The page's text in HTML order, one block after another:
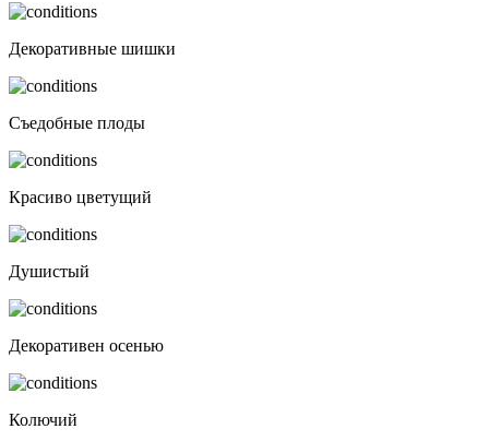
Декоративные шишки
Съедобные плоды
Красиво цветущий
Душистый
Декоративен осенью
Колючий